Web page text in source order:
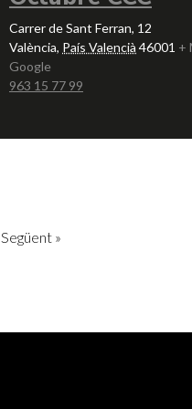
Carrer de Sant Ferran, 12
València, País Valencià 46001 +
Google
963 15 77 99
Següent »